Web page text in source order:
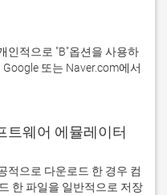
또는 Naver.com에서
트웨어 에뮬레이터
적으로 다운로드 한 경우 컴
한 파일을 일반적으로 저장